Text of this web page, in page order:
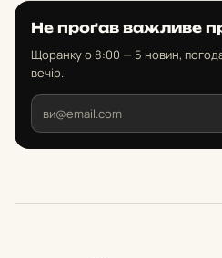
Не проґав важливе
Щоранку о 8:00 — 5 новин,
вечір.